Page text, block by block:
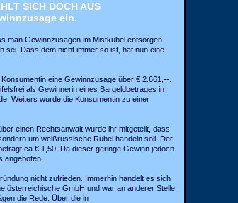
SICH DOCH AUS
ein.
man Gewinnzusagen im Mistkübel entsorgen
sei. Dass dem nicht immer so ist, hat nun eine
eine Gewinnzusage über € 2.661,--.
als Gewinnerin eines Bargeldbetrages in
Weiters wurde die Konsumentin zu einer
einen Rechtsanwalt wurde ihr mitgeteilt, dass
um weißrussische Rubel handeln soll. Der
ca € 1,50. Da dieser geringe Gewinn jedoch
angeboten.
nicht zufrieden. Immerhin handelt es sich
österreichische GmbH und war an anderer Stelle
die Rede. Über die in